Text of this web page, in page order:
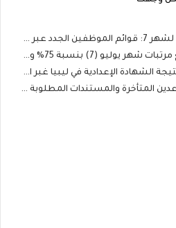
القطاعات والبلديات
السنوية وتغييرات المسار لعدد من الموظفين
الموحد( 11111): وزير التعليم يعتمد نتيجة الإعدادية 2026 بنسبة نجاح 75.46%
المطلوبة لإنجاز معاملات المعاشات والمنافع الخاصة بالعسكريين